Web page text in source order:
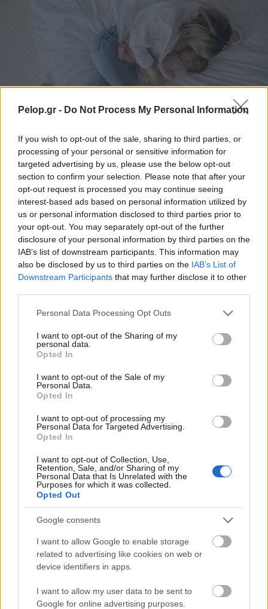
Pelop.gr - Do Not Process My Personal Information
If you wish to opt-out of the sale, sharing to third parties, or
processing of your personal or sensitive information for
targeted advertising by us, please use the below opt-out
section to confirm your selection. Please note that after your
opt-out request is processed you may continue seeing
interest-based ads based on personal information utilized by
us or personal information disclosed to third parties prior to
your opt-out. You may separately opt-out of the further
disclosure of your personal information by third parties on the
IAB’s list of downstream participants. This information may
also be disclosed by us to third parties on the IAB’s List of
Downstream Participants that may further disclose it to other
Please note that this website/app uses one or more Google
not limited to your visit or usage behaviour. You may click to
grant or deny consent to Google and its third-party tags to
use your data for below specified purposes in below Google
consent section.
Personal Data Processing Opt Outs
I want to opt-out of the Sharing of my
personal data.
Opted In
I want to opt-out of the Sale of my
Personal Data.
Opted In
I want to opt-out of processing my
Personal Data for Targeted Advertising.
Opted In
I want to opt-out of Collection, Use,
Retention, Sale, and/or Sharing of my
Personal Data that Is Unrelated with the
Purposes for which it was collected.
Opted Out
Google consents
I want to allow Google to enable storage
related to advertising like cookies on web or
device identifiers in apps.
I want to allow my user data to be sent to
Google for online advertising purposes.
Θηλασμός: Το «θαύμα» των πρώτων 1.000 ημερών – Τι
συμβαίνει στον εγκέφαλο του μωρού
Χρησιμοποιείς Google passkeys για τους κωδικούς σου;
Και όμως μπορούν να τους κλέψουν
Ο Παγκαλαβρυτινός Σύλλογος Πατρών στο 22ο
Αντάμωμα στη